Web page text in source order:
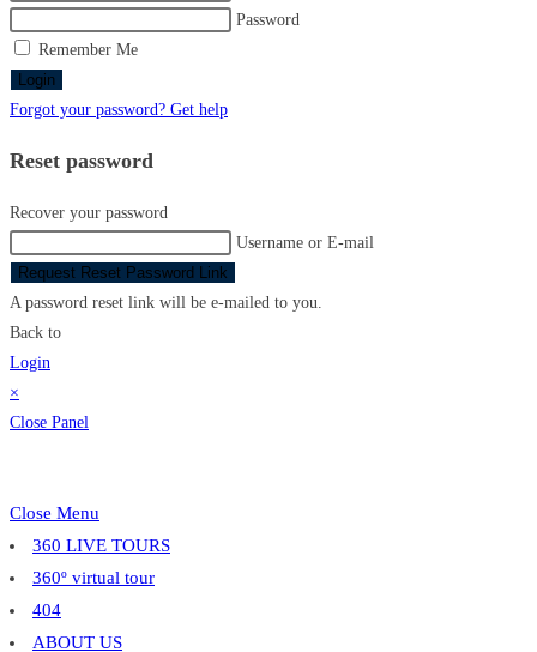
Password
Remember Me
Login
Forgot your password? Get help
Reset password
Recover your password
Username or E-mail
Request Reset Password Link
A password reset link will be e-mailed to you.
Back to
Login
×
Close Panel
Close Menu
360 LIVE TOURS
360º virtual tour
404
ABOUT US